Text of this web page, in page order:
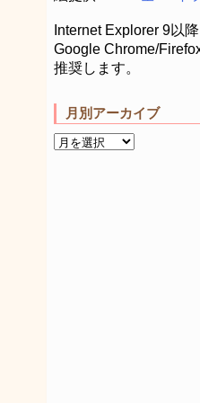
Internet Explorer 9以降
Google Chrome/
推奨します。
月別アーカイブ